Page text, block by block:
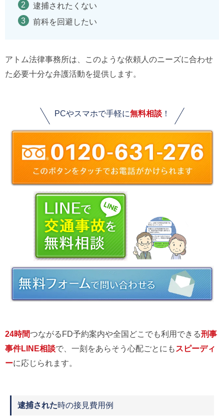
逮捕されたくない
前科を回避したい
アトム法律事務所は、このような依頼人のニーズに合わせ
た必要十分な弁護活動を提供します。
PCやスマホで手軽に無料相談！
24時間つながるFD予約案内や全国どこでも利用できる刑事
事件LINE相談で、一刻をあらそう心配ごとにも スピーディ
ーに応じられます。
逮捕された時の接見費用例